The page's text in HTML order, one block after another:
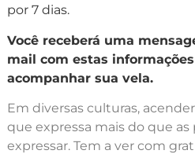
por 7 dias.
Você receberá uma
mail com estas
acompanhar sua vela.
Em diversas culturas,
que expressa mais do que as
expressar. Tem a ver com